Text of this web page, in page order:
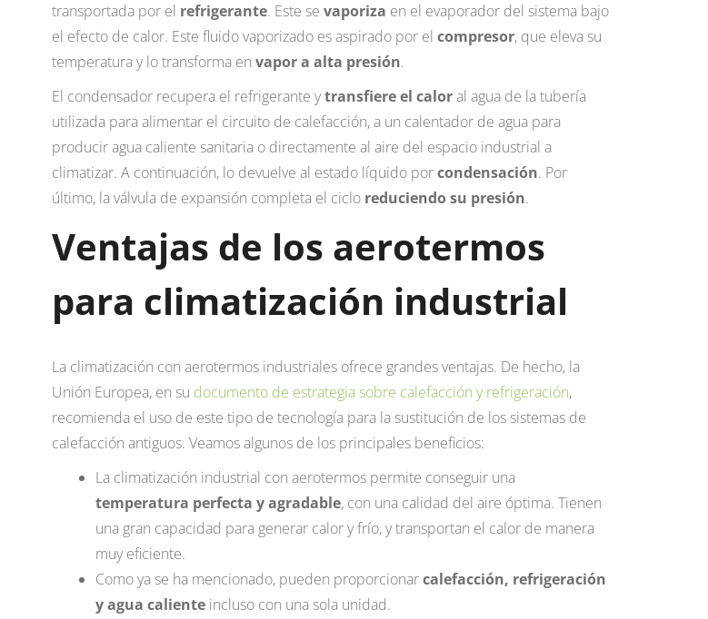
transportada por el refrigerante. Este se vaporiza en el evaporador del sistema bajo
el efecto de calor. Este fluido vaporizado es aspirado por el compresor, que eleva su
temperatura y lo transforma en vapor a alta presión.
El condensador recupera el refrigerante ytransfiere el caloral agua de la tubería
utilizada para alimentar el circuito de calefacción, a un calentador de agua para
producir agua caliente sanitaria o directamente al aire del espacio industrial a
climatizar. A continuación, lo devuelve al estado líquido porcondensación. Por
último, la válvula de expansión completa el ciclo reduciendo su presión.
Ventajas de los aerotermos
para climatización industrial
La climatización con aerotermos industriales ofrece grandes ventajas. De hecho, la
Unión Europea, en su documento de estrategia sobre calefacción y refrigeración,
recomienda el uso de este tipo de tecnología para la sustitución de los sistemas de
calefacción antiguos. Veamos algunos de los principales beneficios:
La climatización industrial con aerotermos permite conseguir una
temperatura perfecta y agradable, con una calidad del aire óptima. Tienen
una gran capacidad para generar calor y frío, y transportan el calor de manera
muy eficiente.
Como ya se ha mencionado, pueden proporcionarcalefacción, refrigeración
y agua caliente incluso con una sola unidad.